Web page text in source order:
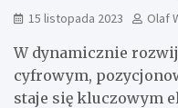
15 listopada 2023 Olaf
W dynamicznie
cyfrowym,
staje się kluczowym